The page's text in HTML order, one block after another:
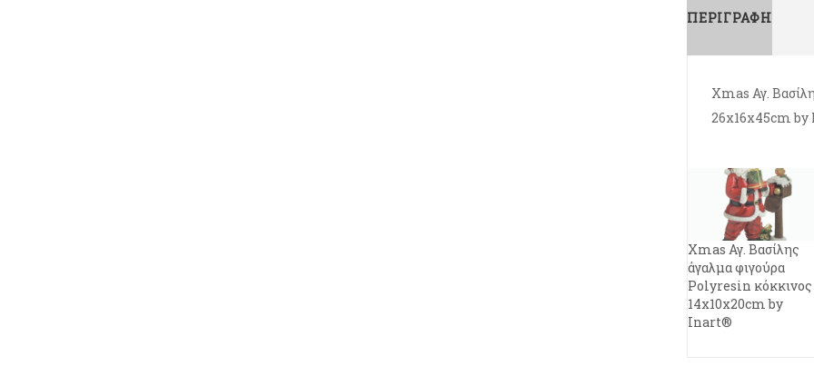
ΠΕΡΙΓΡΑΦΉ
Xmas Αγ.
26x16x45cm
Xmas Αγ. Βασίλης
άγαλμα φιγούρα
Polyresin κόκκινος
14x10x20cm by
Inart®